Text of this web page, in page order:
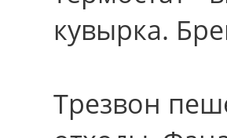
кувырка.
Трезвон